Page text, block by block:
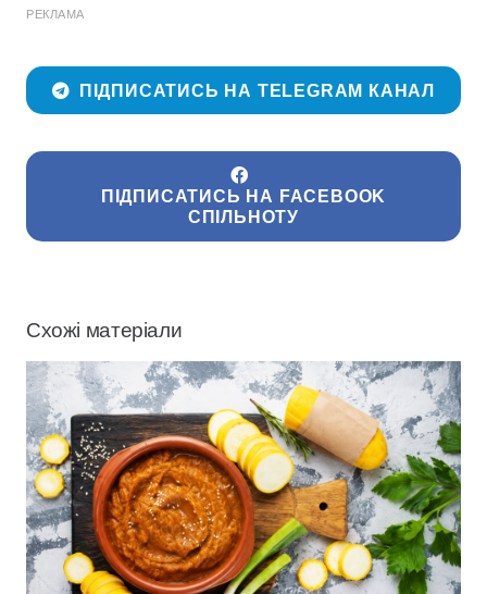
РЕКЛАМА
ПІДПИСАТИСЬ НА TELEGRAM КАНАЛ
ПІДПИСАТИСЬ НА FACEBOOK
СПІЛЬНОТУ
Схожі матеріали